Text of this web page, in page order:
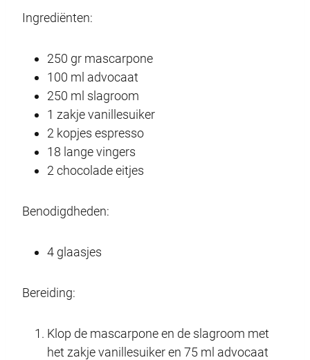
Ingrediënten:
250 gr mascarpone
100 ml advocaat
250 ml slagroom
1 zakje vanillesuiker
2 kopjes espresso
18 lange vingers
2 chocolade eitjes
Benodigdheden:
4 glaasjes
Bereiding:
Klop de mascarpone en de slagroom met
het zakje vanillesuiker en 75 ml advocaat